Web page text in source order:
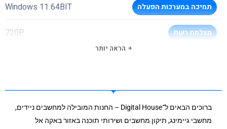
תמיכה במערכות הפעלה Windows 11 64BIT
מצלמת רשת 720P
חיבור רשת קווי ללא כרטיס רשת קווי!!!
סוג וויי-פיי Intel® Wi-Fi 6E AX210 (Gig+) Wireless
הראה יותר
ברוכים הבאים ל־Digital House – החנות המובילה למחשבים ניידים,
מחשבי גיימינג, תיקון מחשבים ושירותי תוכנה באזור באקה אל